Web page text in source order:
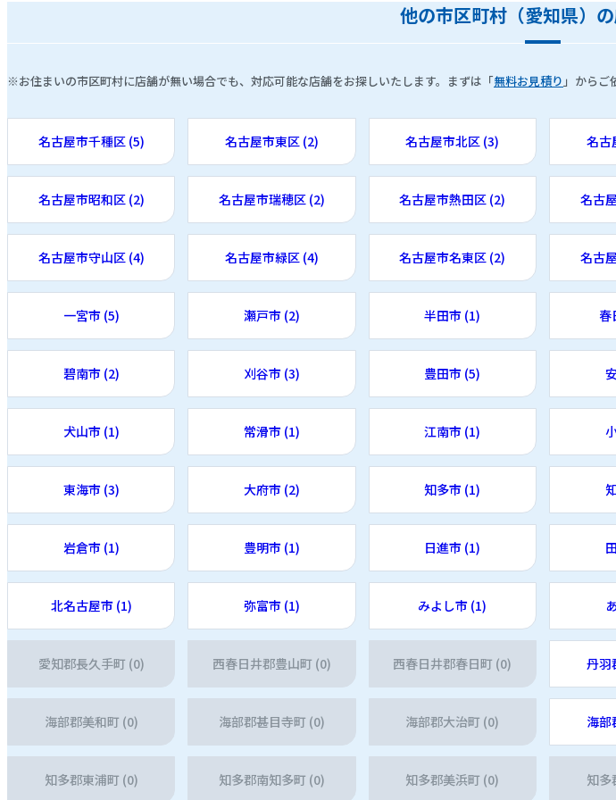
他の市区町村（愛知県）
※お住まいの市区町村に店舗が無い場合でも、対応可能な店舗をお探しいたします。まずは「無料お見積り 」からご
名古屋市千種区 (5) 名古屋市東区 (2) 名古屋市北区 (3) 名古
名古屋市昭和区 (2) 名古屋市瑞穂区 (2) 名古屋市熱田区 (2) 名古
名古屋市守山区 (4) 名古屋市緑区 (4) 名古屋市名東区 (2) 名古
一宮市 (5) 瀬戸市 (2) 半田市 (1) 春
碧南市 (2) 刈谷市 (3) 豊田市 (5)
犬山市 (1) 常滑市 (1) 江南市 (1)
東海市 (3) 大府市 (2) 知多市 (1)
岩倉市 (1) 豊明市 (1) 日進市 (1)
北名古屋市 (1) 弥富市 (1) みよし市 (1)
愛知郡長久手町 (0) 西春日井郡豊山町 (0) 西春日井郡春日町 (0) 丹羽
海部郡美和町 (0) 海部郡甚目寺町 (0) 海部郡大治町 (0) 海部
知多郡東浦町 (0) 知多郡南知多町 (0) 知多郡美浜町 (0) 知多